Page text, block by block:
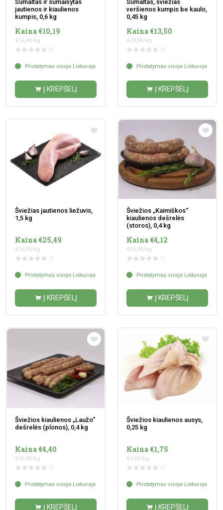
Sumaltas ir sumaišytas
jautienos ir kiaulienos
kumpis, 0,6 kg
Kaina €10,19
€16,99/kg
0
Pristatymas visoje Lietuvoje
Į KREPŠELĮ
Sumaltas, šviežias
veršienos kumpis be kaulo,
0,45 kg
Kaina €13,50
€29,99/kg
0
Pristatymas visoje Lietuvoje
Į KREPŠELĮ
Šviežias jautienos liežuvis,
1,5 kg
Kaina €25,49
€16,99/kg
0
Pristatymas visoje Lietuvoje
Į KREPŠELĮ
Šviežios „Kaimiškos“
kiaulienos dešrelės
(storos), 0,4 kg
Kaina €4,12
€10,30/kg
0
Pristatymas visoje Lietuvoje
Į KREPŠELĮ
Šviežios kiaulienos „Laužo“
dešrelės (plonos), 0,4 kg
Kaina €4,40
€10,99/kg
0
Pristatymas visoje Lietuvoje
Į KREPŠELĮ
Šviežios kiaulienos ausys,
0,25 kg
Kaina €1,75
€6,99/kg
0
Pristatymas visoje Lietuvoje
Į KREPŠELĮ